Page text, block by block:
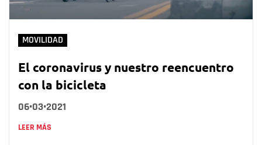
MOVILIDAD
El coronavirus y nuestro reencuentro
con la bicicleta
06•03•2021
LEER MÁS